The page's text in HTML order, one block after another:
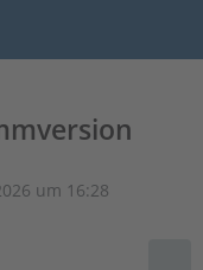
um 16:28